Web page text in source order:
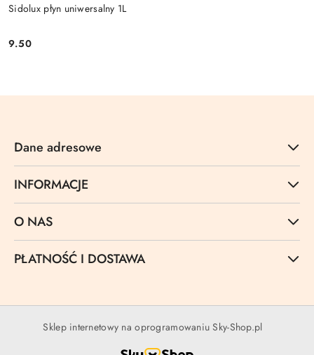
Sidolux płyn uniwersalny 1L
Cena:
9.50
Dane adresowe
INFORMACJE
O NAS
PŁATNOŚĆ I DOSTAWA
Sklep internetowy na oprogramowaniu Sky-Shop.pl